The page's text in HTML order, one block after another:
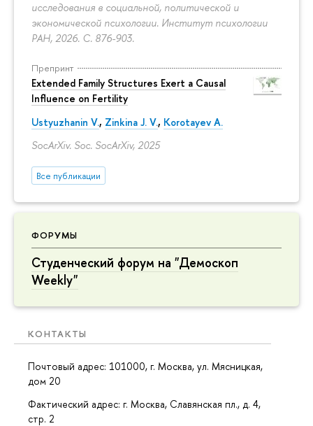
исследования в социальной, политической и
экономической психологии. Институт психологии
РАН, 2026. С. 876-903.
Препринт
Extended Family Structures Exert a Causal
Influence on Fertility
Ustyuzhanin V., Zinkina J. V., Korotayev A.
SocArXiv. Soc. SocArXiv, 2025
Все публикации
ФОРУМЫ
Студенческий форум на "Демоскоп
Weekly"
КОНТАКТЫ
Почтовый адрес: 101000, г. Москва, ул. Мясницкая,
дом 20
Фактический адрес: г. Москва, Славянская пл., д. 4,
стр. 2